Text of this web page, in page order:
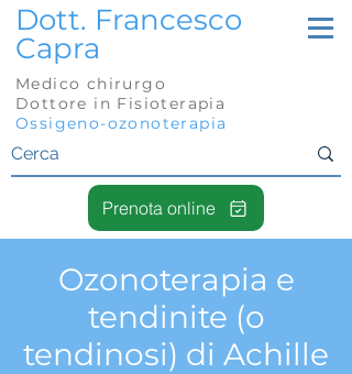
Dott. Francesco
Capra
Medico chirurgo
Dottore in Fisioterapia
Ossigeno-ozonoterapia
Prenota online
Ozonoterapia e
tendinite (o
tendinosi) di Achille